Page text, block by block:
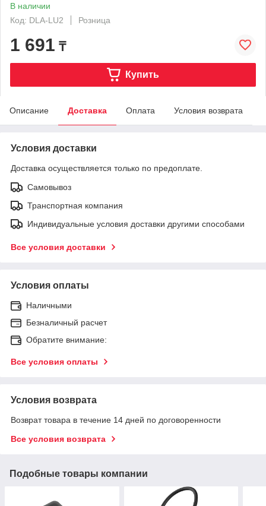
В наличии
Код: DLA-LU2
Розница
1 691 ₸
Купить
Описание Доставка Оплата Условия возврата
Условия доставки
Доставка осуществляется только по предоплате.
Самовывоз
Транспортная компания
Индивидуальные условия доставки другими способами
Все условия доставки
Условия оплаты
Наличными
Безналичный расчет
Обратите внимание:
Все условия оплаты
Условия возврата
Возврат товара в течение 14 дней по договоренности
Все условия возврата
Подобные товары компании